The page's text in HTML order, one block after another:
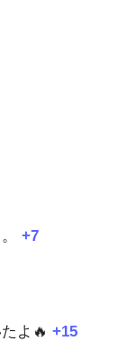
+7
よ🔥 +15